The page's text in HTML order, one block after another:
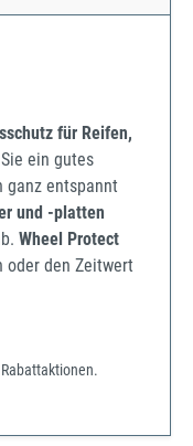
für Reifen,
ein gutes
ganz entspannt
und -platten
Wheel Protect
oder den Zeitwert